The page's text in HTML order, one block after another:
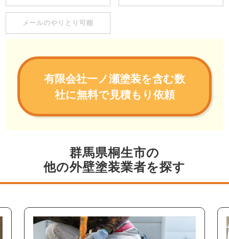
メールのやりとり可能
有限会社一ノ瀬塗装を含む数
社に無料で見積もり依頼
群馬県桐生市の
他の外壁塗装業者を探す